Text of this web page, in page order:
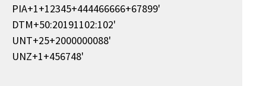
PIA+1+12345+444466666+67899'
DTM+50:20191102:102'
UNT+25+2000000088'
UNZ+1+456748'